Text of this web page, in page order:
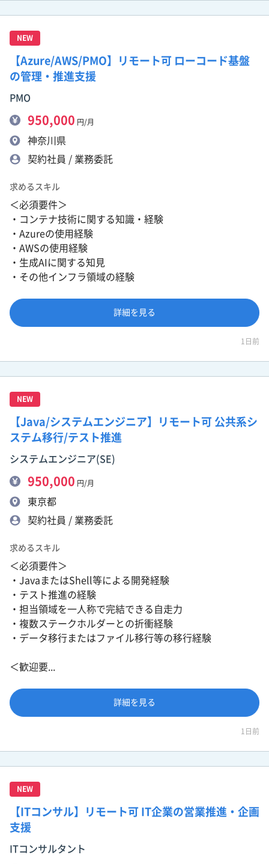
NEW
【Azure/AWS/PMO】リモート可 ローコード基盤
の管理・推進支援
PMO
950,000 円/月
神奈川県
契約社員 / 業務委託
求めるスキル
＜必須要件＞
・コンテナ技術に関する知識・経験
・Azureの使用経験
・AWSの使用経験
・生成AIに関する知見
・その他インフラ領域の経験
詳細を見る
1日前
NEW
【Java/システムエンジニア】リモート可 公共系シ
ステム移行/テスト推進
システムエンジニア(SE)
950,000 円/月
東京都
契約社員 / 業務委託
求めるスキル
＜必須要件＞
・JavaまたはShell等による開発経験
・テスト推進の経験
・担当領域を一人称で完結できる自走力
・複数ステークホルダーとの折衝経験
・データ移行またはファイル移行等の移行経験
＜歓迎要...
詳細を見る
1日前
NEW
【ITコンサル】リモート可 IT企業の営業推進・企画
支援
ITコンサルタント